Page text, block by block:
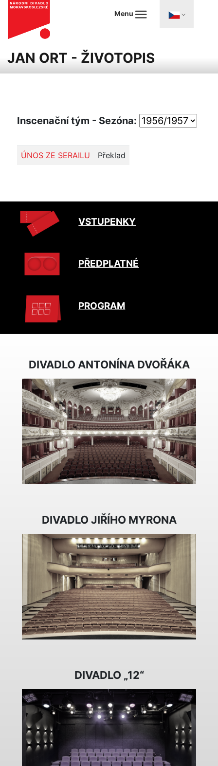
Menu
JAN ORT - ŽIVOTOPIS
Inscenační tým - Sezóna:
ÚNOS ZE SERAILU Překlad
VSTUPENKY
PŘEDPLATNÉ
PROGRAM
DIVADLO ANTONÍNA DVOŘÁKA
DIVADLO JIŘÍHO MYRONA
DIVADLO „12“